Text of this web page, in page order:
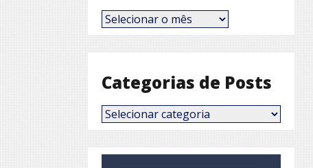
Posts
por
Categorias de Posts
Categorias
de